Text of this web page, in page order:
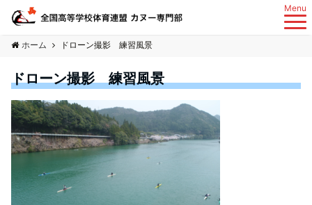
Menu
ホーム ドローン撮影 練習風景
ドローン撮影 練習風景